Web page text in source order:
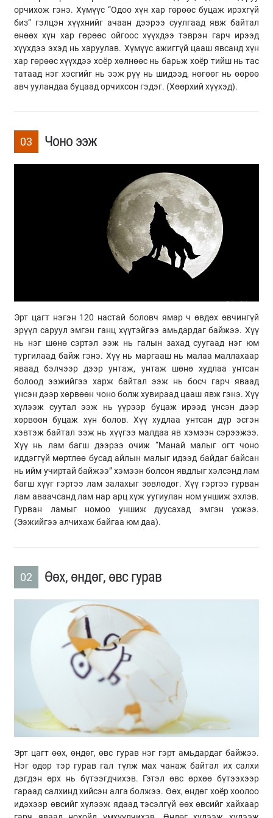
орчихож гэнэ. Хүмүүс “Одоо хүн хар гөрөөс буцаж ирэхгүй
биз” гэлцэн хүүхнийг ачаан дээрээ суулгаад явж байтал
өнөөх хүн хар гөрөөс ойгоос хүүхдээ тэврэн гарч ирээд
хүүхдээ эхэд нь харуулав. Хүмүүс ажиггүй цааш явсанд хүн
хар гөрөөс хүүхдээ хоёр хөлнөөс нь барьж хоёр тийш нь тас
татаад нэг хэсгийг нь ээж рүү нь шидээд, нөгөөг нь өөрөө
авч ууландаа буцаад орчихсон гэдэг. (Хөөрхий хүүхэд).
03 Чоно ээж
Эрт цагт нэгэн 120 настай боловч ямар ч өвдөх өвчингүй
эрүүл саруул эмгэн ганц хүүтэйгээ амьдардаг байжээ. Хүү
нь нэг шөнө сэртэл ээж нь галын захад суугаад нэг юм
тургилаад байж гэнэ. Хүү нь маргааш нь малаа маллахаар
яваад бэлчээр дээр унтаж, унтаж шөнө худлаа унтсан
болоод ээжийгээ харж байтал ээж нь босч гарч яваад
үнсэн дээр хөрвөөн чоно болж хувираад цааш явж гэнэ. Хүү
хүлээж суутал ээж нь үүрээр буцаж ирээд үнсэн дээр
хөрвөөн буцаж хүн болов. Хүү худлаа унтсан дүр эсгэн
хэвтэж байтал ээж нь хүүгээ малдаа яв хэмээн сэрээжээ.
Хүү нь лам багш дээрээ очиж “Манай малыг огт чоно
иддэггүй мөртлөө бусад айлын малыг идээд байдаг байсан
нь ийм учиртай байжээ” хэмээн болсон явдлыг хэлсэнд лам
багш хүүг гэртээ лам залахыг зөвлөдөг. Хүү гэртээ гурван
лам аваачсанд лам нар арц хүж уугиулан ном уншиж эхлэв.
Гурван ламыг номоо уншиж дуусахад эмгэн үхжээ.
(Ээжийгээ алчихаж байгаа юм даа).
02 Өөх, өндөг, өвс гурав
Эрт цагт өөх, өндөг, өвс гурав нэг гэрт амьдардаг байжээ.
Нэг өдөр тэр гурав гал түлж мах чанаж байтал их салхи
дэгдэн өрх нь бүтээгдчихэв. Гэтэл өвс өрхөө бүтээхээр
гараад салхинд хийсэн алга болжээ. Өөх, өндөг хоёр хоолоо
идэхээр өвсийг хүлээж ядаад тэсэлгүй өөх өвсийг хайхаар